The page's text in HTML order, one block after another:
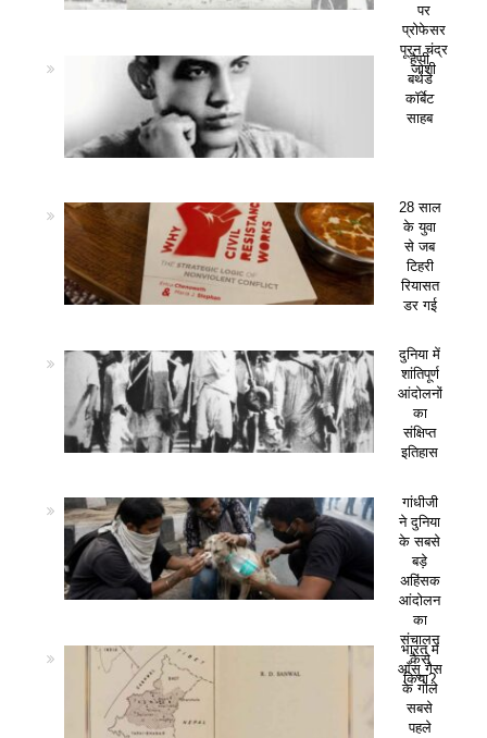
पर
प्रोफेसर
पूरन चंद्र
जोशी
हैप्पी
बर्थडे
कॉर्बेट
साहब
28 साल
के युवा
से जब
टिहरी
रियासत
डर गई
दुनिया में
शांतिपूर्ण
आंदोलनों
का
संक्षिप्त
इतिहास
गांधीजी
ने दुनिया
के सबसे
बड़े
अहिंसक
आंदोलन
का
संचालन
कैसे
किया?
भारत में
आँसू गैस
के गोले
सबसे
पहले